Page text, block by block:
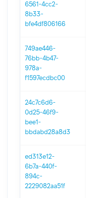
6561-4cc2-
8b33-
bfe4df806166
749ae446-
76bb-4b47-
978a-
f1597ecdbc00
24c7c6d6-
0d25-46f9-
bee1-
bbdabd28a8d3
ed313e12-
6b7a-440f-
894c-
2229082aa51f